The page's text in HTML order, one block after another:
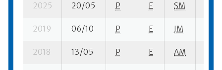
2025 20/05 P E SM
2019 06/10 P E JM
2018 13/05 P E AM